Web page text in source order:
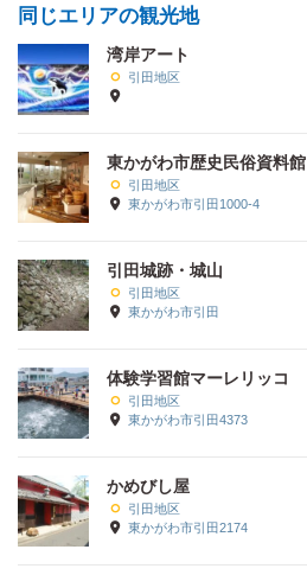
同じエリアの観光地
湾岸アート
引田地区
東かがわ市歴史民俗資料館
引田地区
東かがわ市引田1000-4
引田城跡・城山
引田地区
東かがわ市引田
体験学習館マーレリッコ
引田地区
東かがわ市引田4373
かめびし屋
引田地区
東かがわ市引田2174